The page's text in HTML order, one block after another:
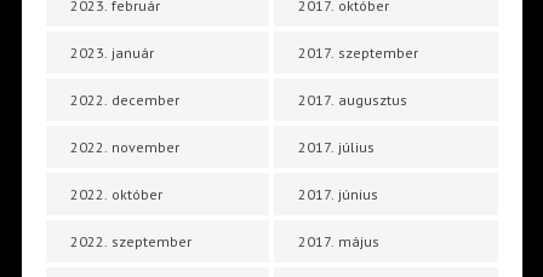
2023. február
2023. január
2022. december
2022. november
2022. október
2022. szeptember
2017. október
2017. szeptember
2017. augusztus
2017. július
2017. június
2017. május